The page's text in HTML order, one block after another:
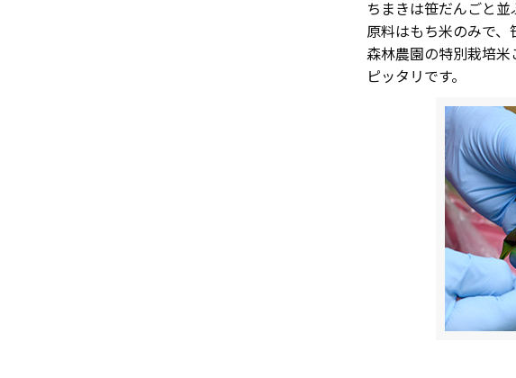
ちまきは笹だんごと並
原料はもち米のみで、
森林農園の特別栽培
ピッタリです。